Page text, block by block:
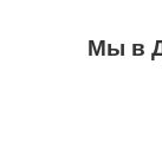
Мы в
К
РЖД
Что